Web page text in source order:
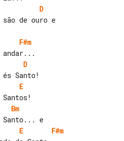
D
são de ouro e
F#m
D
E
Bm
E
F#m